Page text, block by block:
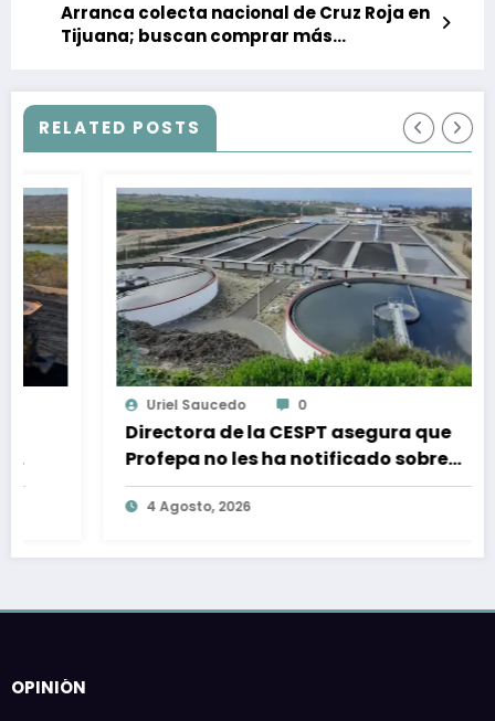
Arranca colecta nacional de Cruz Roja en
Tijuana; buscan comprar más
RELATED POSTS
Uriel Saucedo 0
Directora de la CESPT asegura que
Profepa no les ha notificado sobre
alguna sanción por descargas de
aguas residuales
4 Agosto, 2026
OPINIÓN